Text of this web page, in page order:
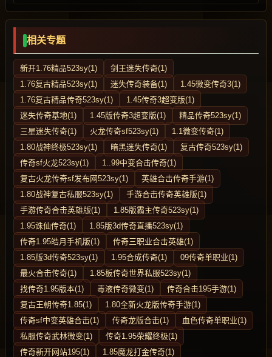
相关专题
新开1.76精品523sy(1)
剑王迷失传奇(1)
1.76复古精品523sy(1)
迷失传奇装备(1)
1.45微变传奇3(1)
1.76复古精品传奇523sy(1)
1.45传奇3超变版(1)
迷失传奇基地(1)
1.45版传奇3超变版(1)
精品传奇523sy(1)
三星迷失传奇(1)
火龙传奇sf523sy(1)
1.1微变传奇(1)
1.80战神终极523sy(1)
暗黑迷失传奇(1)
复古传奇523sy(1)
传奇sf火龙523sy(1)
1..99中变合击传奇(1)
复古火龙传奇sf发布网523sy(1)
英雄合击传奇手游(1)
1.80战神复古私服523sy(1)
手游合击传奇英雄版(1)
手游传奇合击英雄版(1)
1.85版霸主传奇523sy(1)
1.95诛仙传奇(1)
1.85版3d传奇直播523sy(1)
传奇1.95皓月手机版(1)
传奇三职业合击英雄(1)
1.85版3d传奇523sy(1)
1.95合成传奇(1)
09传奇单职业(1)
最火合击传奇(1)
1.85板传奇世界私服523sy(1)
找传奇1.95版本(1)
毒液传奇微变(1)
传奇合击195手游(1)
复古王朝传奇1.85(1)
1.80全新火龙版传奇手游(1)
传奇sf中变英雄合击(1)
传奇龙版合击(1)
血色传奇单职业(1)
私服传奇武林微变(1)
传奇1.95荣耀终极(1)
传奇新开网站195(1)
1.85魔龙打金传奇(1)